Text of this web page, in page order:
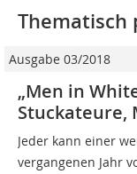
Thematisch
Ausgabe 03/2018
„Men in
Stuckateure,
Jeder kann einer
vergangenen Jahr